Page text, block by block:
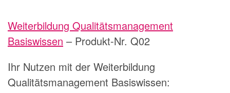
Weiterbildung Qualitätsmanagement
Basiswissen – Produkt-Nr. Q02
Ihr Nutzen mit der Weiterbildung
Qualitätsmanagement Basiswissen: